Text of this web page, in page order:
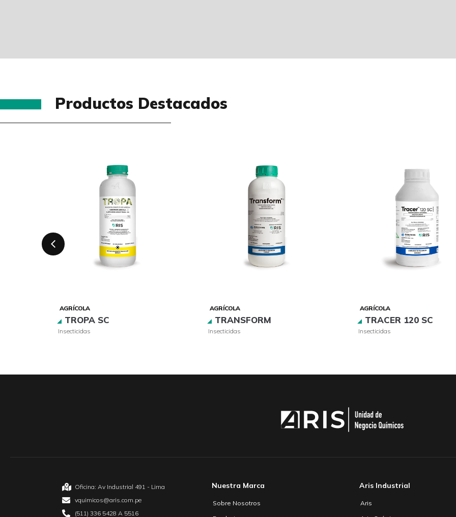
Productos Destacados
AGRÍCOLA
TROPA SC
Insecticidas
AGRÍCOLA
TRANSFORM
Insecticidas
AGRÍCOLA
TRACER 120 SC
Insecticidas
Oficina: Av Industrial 491 - Lima
vquimicos@aris.com.pe
(511) 336 5428 A 5516
Nuestra Marca
Sobre Nosotros
Aris Industrial
Aris